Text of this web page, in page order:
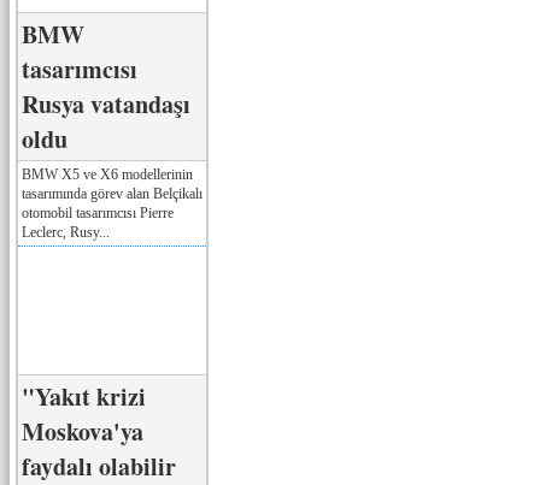
BMW
tasarımcısı
Rusya vatandaşı
oldu
BMW X5 ve X6 modellerinin
tasarımında görev alan Belçikalı
otomobil tasarımcısı Pierre
Leclerc, Rusy...
"Yakıt krizi
Moskova'ya
faydalı olabilir